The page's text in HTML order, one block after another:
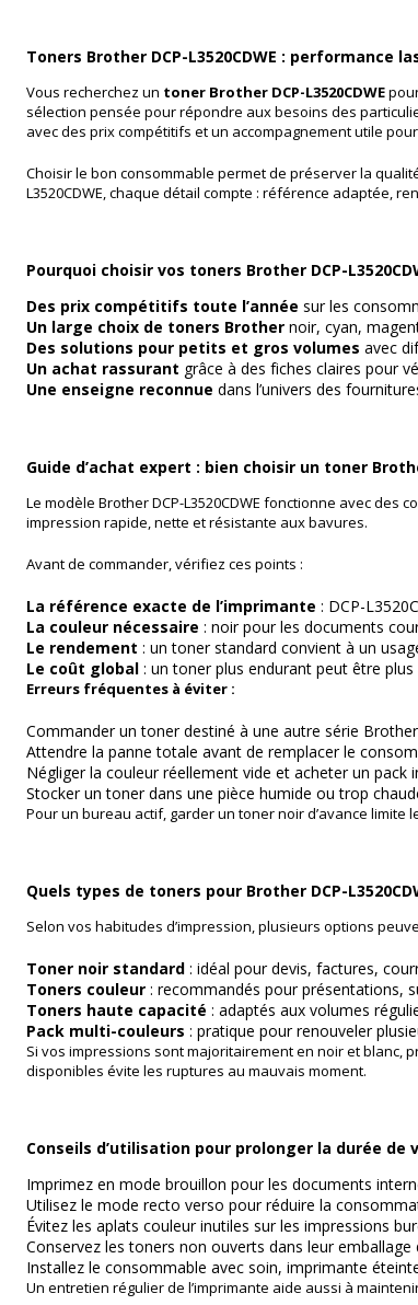
Toners Brother DCP-L3520CDWE : performance
Vous recherchez un toner Brother DCP-L3520CDWE
sélection pensée pour répondre aux besoins des
avec des prix compétitifs et un accompagnement utile
Choisir le bon consommable permet de préserver la
L3520CDWE, chaque détail compte : référence adaptée,
Pourquoi choisir vos toners Brother DCP-
Des prix compétitifs toute l’année sur les
Un large choix de toners Brother noir, cyan,
Des solutions pour petits et gros volumes avec
Un achat rassurant grâce à des fiches claires pour
Une enseigne reconnue dans l’univers des
Guide d’achat expert : bien choisir un toner
Le modèle Brother DCP-L3520CDWE fonctionne avec
impression rapide, nette et résistante aux bavures.
Avant de commander, vérifiez ces points :
La référence exacte de l’imprimante : DCP-
La couleur nécessaire : noir pour les documents
Le rendement : un toner standard convient à un
Le coût global : un toner plus endurant peut être
Erreurs fréquentes à éviter :
Commander un toner destiné à une autre série
Attendre la panne totale avant de remplacer le
Négliger la couleur réellement vide et acheter un pack
Stocker un toner dans une pièce humide ou trop
Pour un bureau actif, garder un toner noir d’avance
Quels types de toners pour Brother DCP-
Selon vos habitudes d’impression, plusieurs options
Toner noir standard : idéal pour devis, factures,
Toners couleur : recommandés pour présentations,
Toners haute capacité : adaptés aux volumes
Pack multi-couleurs : pratique pour renouveler
Si vos impressions sont majoritairement en noir et blanc,
disponibles évite les ruptures au mauvais moment.
Conseils d’utilisation pour prolonger la durée de
Imprimez en mode brouillon pour les documents
Utilisez le mode recto verso pour réduire la
Évitez les aplats couleur inutiles sur les impressions
Conservez les toners non ouverts dans leur emballage
Installez le consommable avec soin, imprimante
Un entretien régulier de l’imprimante aide aussi à